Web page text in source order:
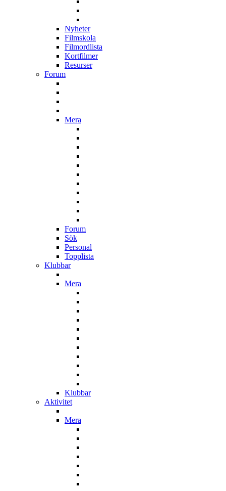
Nyheter
Filmskola
Filmordlista
Kortfilmer
Resurser
Forum
Mera
Forum
Sök
Personal
Topplista
Klubbar
Mera
Klubbar
Aktivitet
Mera